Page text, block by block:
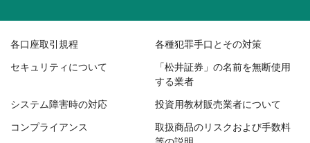
各口座取引規程 各種犯罪手口とその対策
セキュリティについて
「松井証券」の名前を無断使用
する業者
システム障害時の対応 投資用教材販売業者について
コンプライアンス
取扱商品のリスクおよび手数料